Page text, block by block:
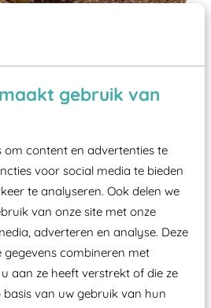
gebruik van
om content en advertenties te
voor social media te bieden
te analyseren. Ook delen we
van onze site met onze
adverteren en analyse. Deze
combineren met
aan ze heeft verstrekt of die ze
van uw gebruik van hun
van 1,5 meter een speciale
speeltoestellen verplicht is
tegels of boomschors?
de openbare ruimte voorzien
-plaatje en
door een Nederlands